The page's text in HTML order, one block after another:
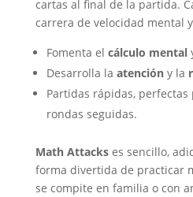
cartas al final de la partida.
carrera de velocidad mental
Fomenta el cálculo mental
Desarrolla la atencióny la
Partidas rápidas,
rondas seguidas.
Math Attackses sencillo,
forma divertida de practicar
se compite en familia o con